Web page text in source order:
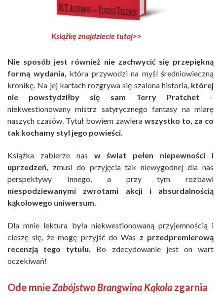
Książkę znajdziecie tutaj>>
Nie sposób jest również nie zachwycić się przepiękną
formą wydania,
która przywodzi na myśl średniowieczną
kronikę. Na jej kartach rozgrywa się szalona historia, której
nie powstydziłby się sam Terry Pratchet –
niekwestionowany mistrz satyrycznego fantasy na miarę
naszych czasów. Tytuł bowiem zawiera wszystko to, za co
tak kochamy styl jego powieści.
Książka zabierze nas w świat pełen niepewności i
uprzedzeń,
zmusi do przyjęcia tak niewygodnej dla nas
perspektywy Innego, a przy tym rozbawi
niespodziewanymi zwrotami akcji i absurdalnością
kąkolowego uniwersum.
Dla mnie lektura była niekwestionowaną przyjemnością i
cieszę się, że mogę przyjść do Was z przedpremierową
recenzją tego tytułu.
Bo zdecydowanie jest on wart
oczekiwań!
Ode mnie Zabójstwo Brangwina Kąkola zgarnia